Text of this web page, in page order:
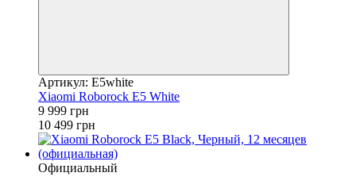
Артикул: E5white
Xiaomi Roborock E5 White
9 999 грн
10 499 грн
Официальный